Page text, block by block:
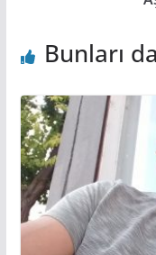
Bunları